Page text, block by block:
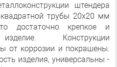
штендера
трубы 20х20 мм
достаточно крепкое и
Конструкции
от коррозии и покрашены.
изделия, универсальны -